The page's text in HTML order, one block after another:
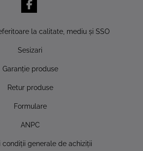
la calitate, mediu şi SSO
Sesizari
Garanţie produse
Retur produse
Formulare
ANPC
condiţii generale de achiziţii